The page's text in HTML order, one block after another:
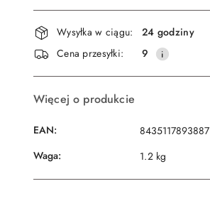
Dostępność
i
dostawa
Wysyłka w ciągu:
24 godziny
Cena przesyłki:
9
Więcej o produkcie
EAN:
8435117893887
Waga:
1.2 kg